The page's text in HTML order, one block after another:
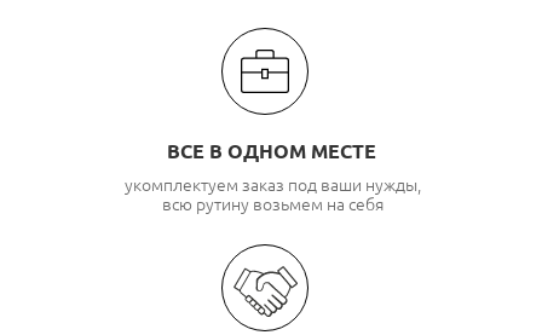
ВСЕ В ОДНОМ МЕСТЕ
укомплектуем заказ под ваши нужды,
всю рутину возьмем на себя